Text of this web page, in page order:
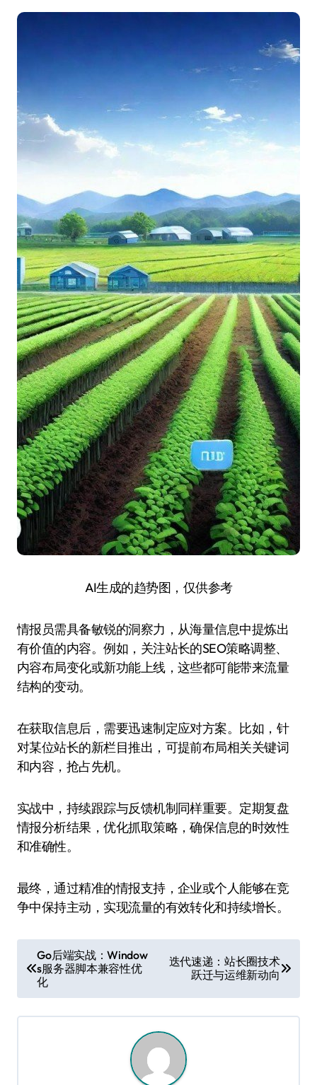
AI生成的趋势图，仅供参考
情报员需具备敏锐的洞察力，从海量信息中提炼出
有价值的内容。例如，关注站长的SEO策略调整、
内容布局变化或新功能上线，这些都可能带来流量
结构的变动。
在获取信息后，需要迅速制定应对方案。比如，针
对某位站长的新栏目推出，可提前布局相关关键词
和内容，抢占先机。
实战中，持续跟踪与反馈机制同样重要。定期复盘
情报分析结果，优化抓取策略，确保信息的时效性
和准确性。
最终，通过精准的情报支持，企业或个人能够在竞
争中保持主动，实现流量的有效转化和持续增长。
章
导
航
Go后端实战：Window
s服务器脚本兼容性优
化
迭代速递：站长圈技术
跃迁与运维新动向